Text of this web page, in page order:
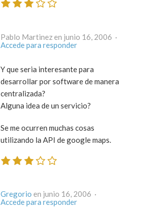
Pablo Martinez en junio 16, 2006 ·
Accede para responder
Y que seria interesante para
desarrollar por software de manera
centralizada?
Alguna idea de un servicio?
Se me ocurren muchas cosas
utilizando la API de google maps.
Gregorio
en junio 16, 2006 ·
Accede para responder